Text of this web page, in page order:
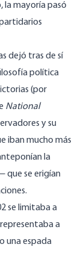
la mayoría pasó
dejó tras de sí
política
(por
National
y su
iban mucho más
la
que se erigían
se limitaba a
a
una espada